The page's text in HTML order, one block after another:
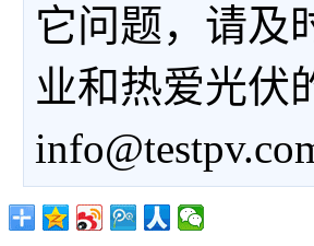
它问题，请及
业和热爱光伏